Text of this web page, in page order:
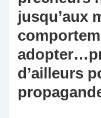
jusqu’aux
d’ailleurs